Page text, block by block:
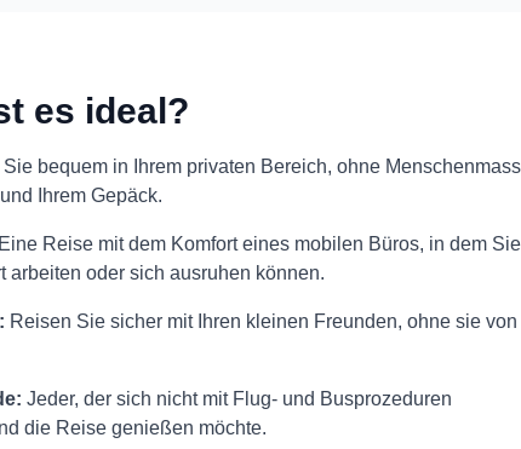
es ideal?
Sie bequem in Ihrem privaten Bereich, ohne
Ihrem Gepäck.
Eine Reise mit dem Komfort eines mobilen Büros, in dem Sie
arbeiten oder sich ausruhen können.
Reisen Sie sicher mit Ihren kleinen Freunden, ohne sie von
Jeder, der sich nicht mit Flug- und Busprozeduren
die Reise genießen möchte.